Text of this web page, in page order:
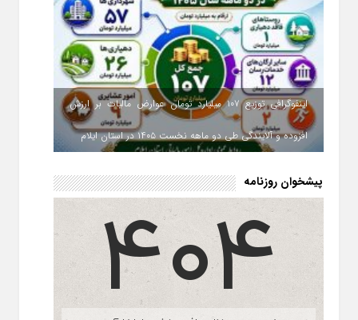
اینفوگرافی توزیع ۱۰۷ میلیارد تومان عوارض مالیات بر ارزش
افزوده و آلایندگی طی دو ماهه نخست ۱۴۰۵ در استان ایلام
پیشخوان روزنامه